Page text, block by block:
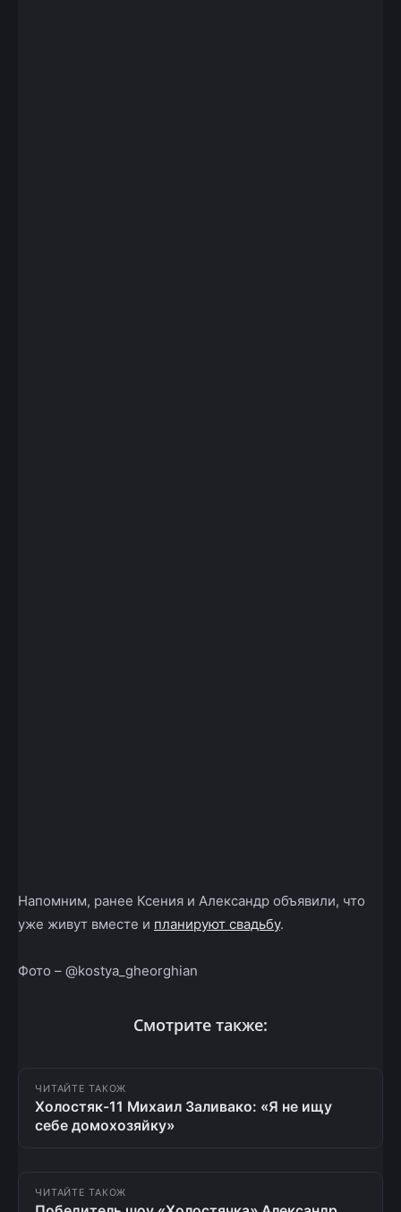
Напомним, ранее Ксения и Александр объявили, что
уже живут вместе и планируют свадьбу.
Фото – @kostya_gheorghian
Смотрите также:
ЧИТАЙТЕ ТАКОЖ
Холостяк-11 Михаил Заливако: «Я не ищу
себе домохозяйку»
ЧИТАЙТЕ ТАКОЖ